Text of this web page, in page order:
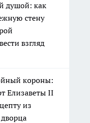
душой: как
стену
взгляд
короны:
Елизаветы II
из